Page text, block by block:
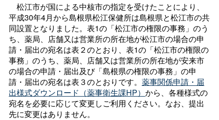
松江市が国による中核市の指定を受けたことにより、
平成30年4月から島根県松江保健所は島根県と松江市の共
同設置となりました。表1の「松江市の権限の事務」のう
ち、薬局、店舗又は営業所の所在地が松江市の場合の申
請・届出の宛名は表２のとおり、表1の「松江市の権限の
事務」のうち、薬局、店舗又は営業所の所在地が安来市
の場合の申請・届出及び「島根県の権限の事務」の申
請・届出の宛名は表３のとおりです。 薬事関係申請・届
出様式ダウンロード（薬事衛生課HP） から、各種様式の
宛名を必要に応じて変更しご利用ください。なお、提出
先に変更はありません。